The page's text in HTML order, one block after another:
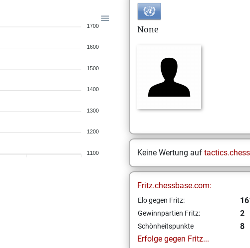
1700
1600
1500
1400
1300
1200
1100
None
Keine Wertung auf
Fritz.chessbase.com:
Elo gegen Fritz:
Gewinnpartien Fritz: 2
Schönheitspunkte
8
Erfolge gegen Fritz...